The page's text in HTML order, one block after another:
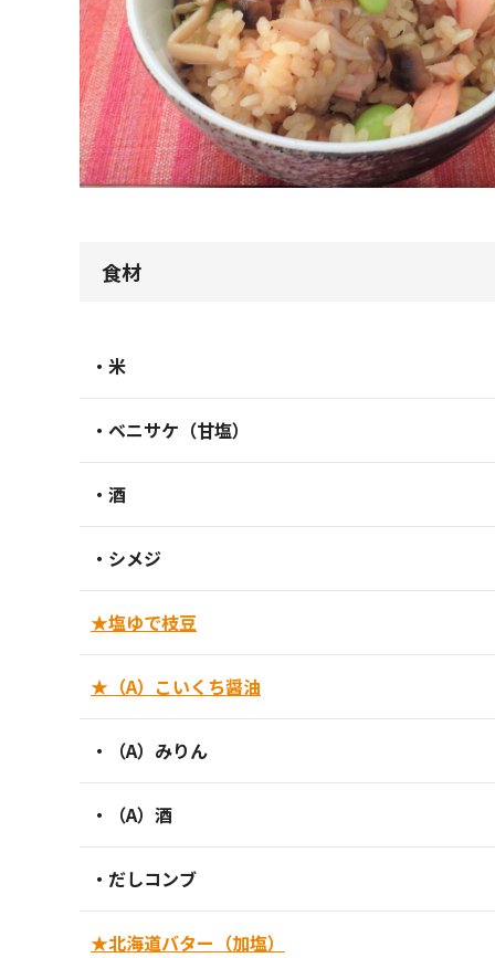
食材
・米
・ベニサケ（甘塩）
・酒
・シメジ
★塩ゆで枝豆
★（A）こいくち醤油
・（A）みりん
・（A）酒
・だしコンブ
★北海道バター（加塩）